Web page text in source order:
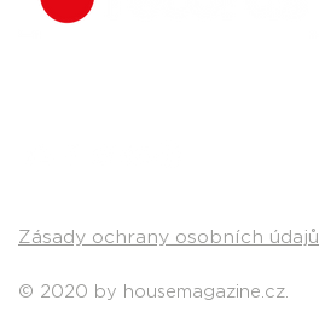
Zásady ochrany osobních údajů
© 2020 by housemagazine.cz.